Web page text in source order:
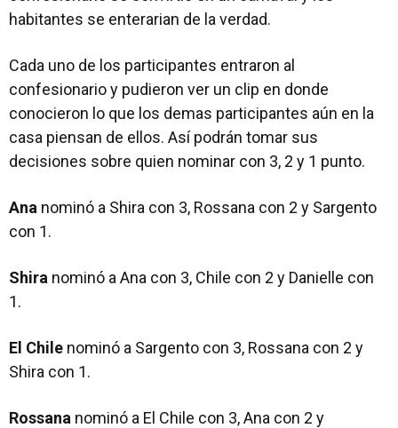
habitantes se enterarian de la verdad.
Cada uno de los participantes entraron al
confesionario y pudieron ver un clip en donde
conocieron lo que los demas participantes aún en la
casa piensan de ellos. Así podrán tomar sus
decisiones sobre quien nominar con 3, 2 y 1 punto.
Ana nominó a Shira con 3, Rossana con 2 y Sargento
con 1.
Shira nominó a Ana con 3, Chile con 2 y Danielle con
1.
El Chile nominó a Sargento con 3, Rossana con 2 y
Shira con 1.
Rossana nominó a El Chile con 3, Ana con 2 y